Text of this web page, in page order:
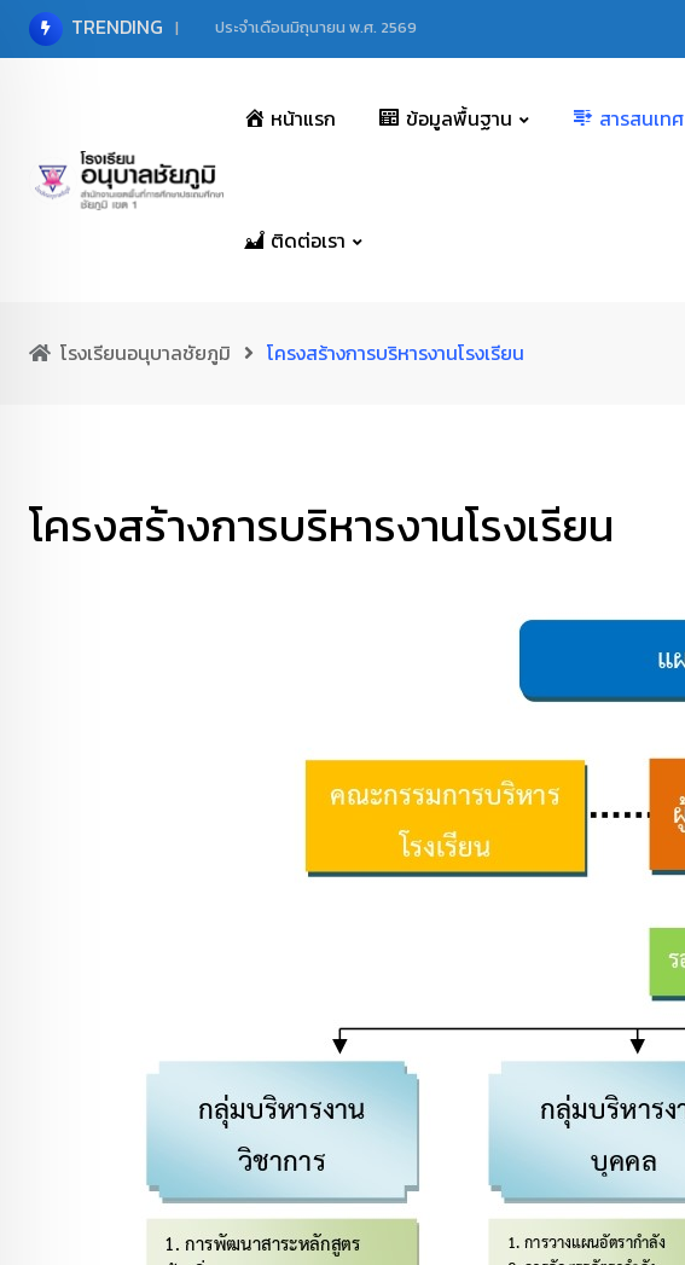
Skip
TRENDING ประจำเดือนมิถุนายน พ.ศ. 2569
หน้าแรก ข้อมูลพื้นฐาน สารสนเทศ
ติดต่อเรา
โรงเรียนอนุบาลชัยภูมิ โครงสร้างการบริหารงานโรงเรียน
โครงสร้างการบริหารงานโรงเรียน